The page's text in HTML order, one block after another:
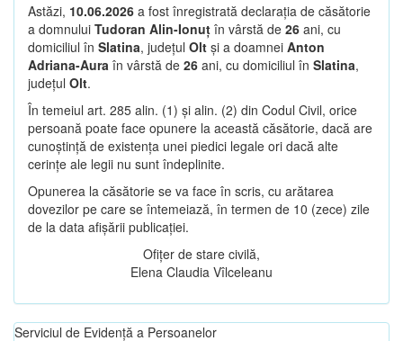
Astăzi, 10.06.2026 a fost înregistrată declarația de căsătorie
a domnului Tudoran Alin-Ionuț în vârstă de 26 ani, cu
domiciliul în Slatina, județul Olt și a doamnei Anton
Adriana-Aura în vârstă de 26 ani, cu domiciliul în Slatina,
județul Olt.
În temeiul art. 285 alin. (1) și alin. (2) din Codul Civil, orice
persoană poate face opunere la această căsătorie, dacă are
cunoștință de existența unei piedici legale ori dacă alte
cerințe ale legii nu sunt îndeplinite.
Opunerea la căsătorie se va face în scris, cu arătarea
dovezilor pe care se întemeiază, în termen de 10 (zece) zile
de la data afișării publicației.
Ofițer de stare civilă,
Elena Claudia Vîlceleanu
Serviciul de Evidență a Persoanelor